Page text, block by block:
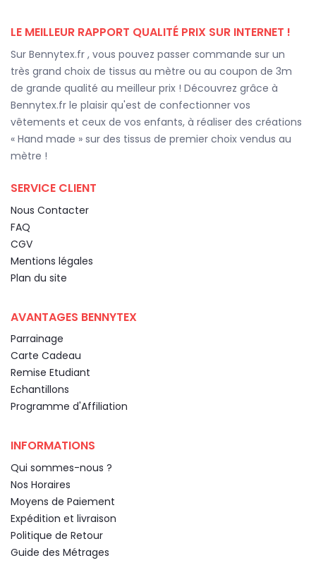
LE MEILLEUR RAPPORT QUALITÉ PRIX SUR INTERNET !
Sur Bennytex.fr , vous pouvez passer commande sur un
très grand choix de tissus au mètre ou au coupon de 3m
de grande qualité au meilleur prix ! Découvrez grâce à
Bennytex.fr le plaisir qu'est de confectionner vos
vêtements et ceux de vos enfants, à réaliser des créations
« Hand made » sur des tissus de premier choix vendus au
mètre !
SERVICE CLIENT
Nous Contacter
FAQ
CGV
Mentions légales
Plan du site
AVANTAGES BENNYTEX
Parrainage
Carte Cadeau
Remise Etudiant
Echantillons
Programme d'Affiliation
INFORMATIONS
Qui sommes-nous ?
Nos Horaires
Moyens de Paiement
Expédition et livraison
Politique de Retour
Guide des Métrages